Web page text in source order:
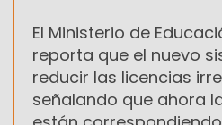
El Ministerio de
reporta que el nuevo
reducir las licencias
señalando que ahora